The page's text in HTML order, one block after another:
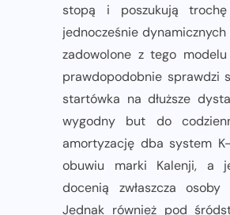
stopą i poszukują trochę
jednocześnie
zadowolone z tego
prawdopodobnie sprawdzi
startówka na dłuższe
wygodny but do
amortyzację dba system
obuwiu marki Kalenji, a
docenią zwłaszcza
Jednak również pod